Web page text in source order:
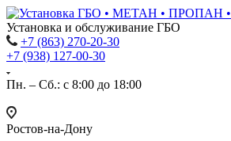
Установка и обслуживание ГБО
+7 (863) 270-20-30
+7 (938) 127-00-30
Пн. – Сб.: с 8:00 до 18:00
Ростов-на-Дону